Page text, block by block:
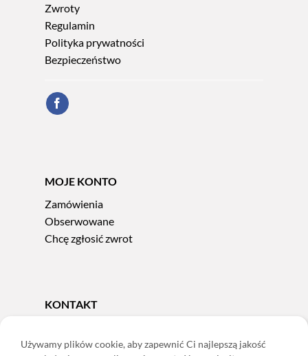
Zwroty
Regulamin
Polityka prywatności
Bezpieczeństwo
MOJE KONTO
Zamówienia
Obserwowane
Chcę zgłosić zwrot
KONTAKT
e-mail:sklep@adoris.pl
Używamy plików cookie, aby zapewnić Ci najlepszą jakość